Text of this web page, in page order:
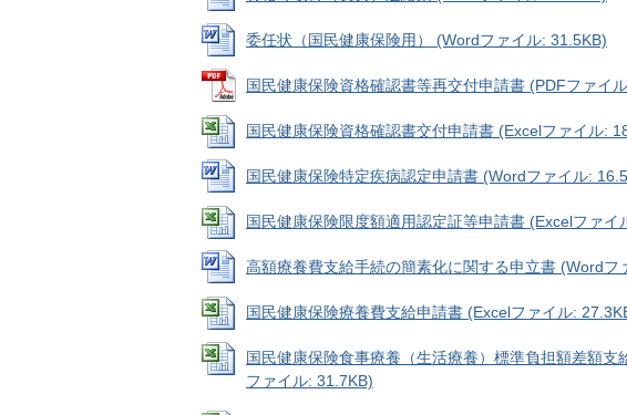
委任状（国民健康保険用） (Wordファイル: 31.5KB)
国民健康保険資格確認書等再交付申請書 (PDFファイ
国民健康保険資格確認書交付申請書 (Excelファイル:
国民健康保険特定疾病認定申請書 (Wordファイル:
国民健康保険限度額適用認定証等申請書 (Excelファイ
高額療養費支給手続の簡素化に関する申立書 (Wordフ
国民健康保険療養費支給申請書 (Excelファイル:
国民健康保険食事療養（生活療養）標準負担額差額
ファイル: 31.7KB)